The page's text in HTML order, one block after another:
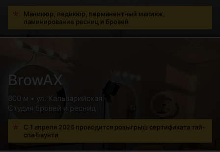
Маникюр, педикюр, перманентный макияж,
ламинирование ресниц и бровей
BrowAX
800 м • ул. Кальварийская
Студия бровей и ресниц
С 1 апреля 2026 проводится розыгрыш сертификата тай-
спа Баунти